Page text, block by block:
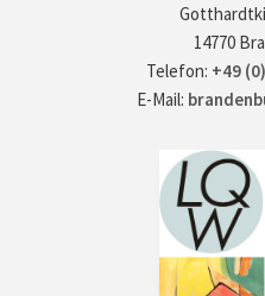
14770
Telefon: +49
E-Mail: